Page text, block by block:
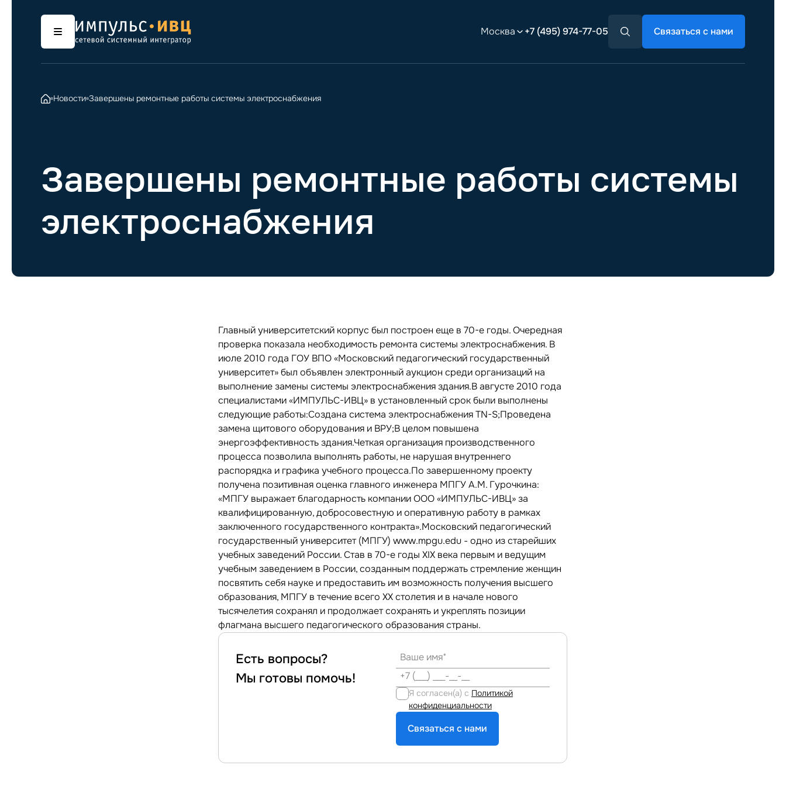
Москва +7 (495) 974-77-05 Связаться с нами
Новости Завершены ремонтные работы системы электроснабжения
Завершены ремонтные работы системы
электроснабжения
Главный университетский корпус был построен еще в 70-е годы. Очередная
проверка показала необходимость ремонта системы электроснабжения. В
июле 2010 года ГОУ ВПО «Московский педагогический государственный
университет» был объявлен электронный аукцион среди организаций на
выполнение замены системы электроснабжения здания.В августе 2010 года
специалистами «ИМПУЛЬС-ИВЦ» в установленный срок были выполнены
следующие работы:Создана система электроснабжения ТN-S;Проведена
замена щитового оборудования и ВРУ;В целом повышена
энергоэффективность здания.Четкая организация производственного
процесса позволила выполнять работы, не нарушая внутреннего
распорядка и графика учебного процесса.По завершенному проекту
получена позитивная оценка главного инженера МПГУ А.М. Гурочкина:
«МПГУ выражает благодарность компании ООО «ИМПУЛЬС-ИВЦ» за
квалифицированную, добросовестную и оперативную работу в рамках
заключенного государственного контракта».Московский педагогический
государственный университет (МПГУ) www.mpgu.edu - одно из старейших
учебных заведений России. Став в 70-е годы XIX века первым и ведущим
учебным заведением в России, созданным поддержать стремление женщин
посвятить себя науке и предоставить им возможность получения высшего
образования, МПГУ в течение всего XX столетия и в начале нового
тысячелетия сохранял и продолжает сохранять и укреплять позиции
флагмана высшего педагогического образования страны.
Есть вопросы?
Мы готовы помочь!
Я согласен(а) с Политикой
конфиденциальности
Связаться с нами